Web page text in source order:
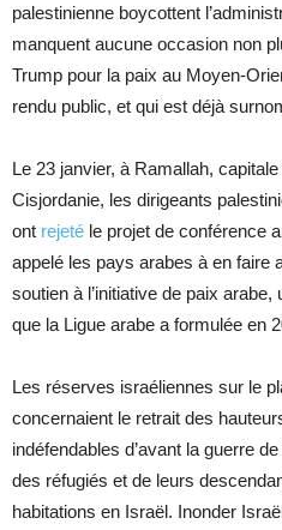
palestinienne boycottent
manquent aucune occasion non
Trump pour la paix au Moyen-
rendu public, et qui est déjà
Le 23 janvier, à Ramallah,
Cisjordanie, les dirigeants
ont rejeté le projet de conférence
appelé les pays arabes à en faire
soutien à l’initiative de paix
que la Ligue arabe a formulée en
Les réserves israéliennes sur le
concernaient le retrait des
indéfendables d’avant la guerre
des réfugiés et de leurs
habitations en Israël. Inonder